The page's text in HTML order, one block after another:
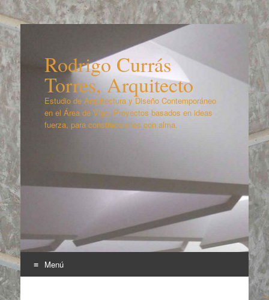
Rodrigo Currás
Torres, Arquitecto
Estudio de Arquitectura y Diseño Contemporáneo
en el Área de Vigo. Proyectos basados en ideas
fuerza, para construcciones con alma.
Menú